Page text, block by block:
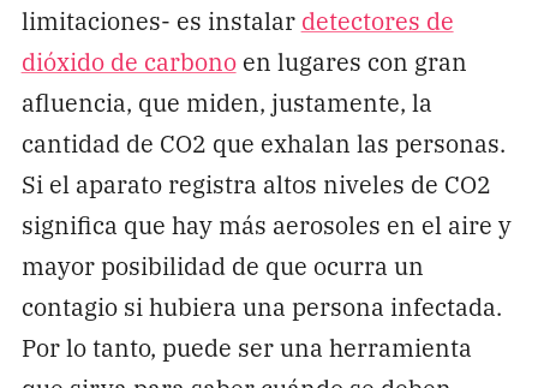
limitaciones- es instalar detectores de
dióxido de carbonoen lugares con gran
afluencia, que miden, justamente, la
cantidad de CO2 que exhalan las personas.
Si el aparato registra altos niveles de CO2
significa que hay más aerosoles en el aire y
mayor posibilidad de que ocurra un
contagio si hubiera una persona infectada.
Por lo tanto, puede ser una herramienta